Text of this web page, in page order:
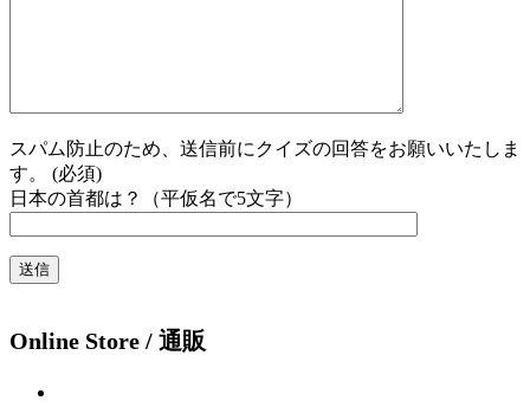
スパム防止のため、送信前にクイズの回答をお願いいたしま
す。 (必須)
日本の首都は？（平仮名で5文字）
Online Store / 通販